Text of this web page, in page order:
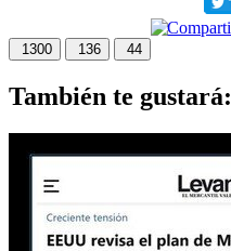
1300 136 44
También te gustará: